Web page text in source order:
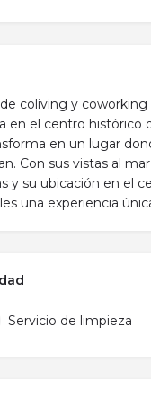
coliving y coworking
en el centro histórico
en un lugar
Con sus vistas al
y su ubicación en el
una experiencia
Servicio de limpieza